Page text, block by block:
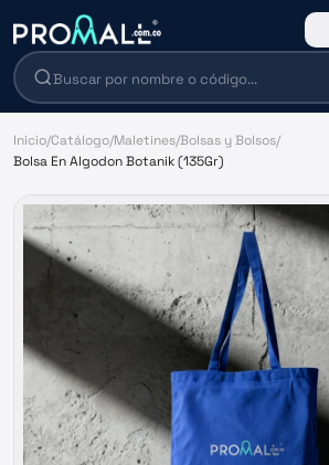
Inicio/Catálogo/Maletines/Bolsas y Bolsos/
Bolsa En Algodon Botanik (135Gr)